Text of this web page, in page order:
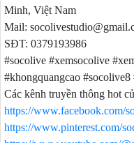
Minh, Việt Nam
Mail:
SĐT: 0379193986
#socolive #xemsocolive
#khongquangcao
Các kênh truyền thông hot
https://www.facebook.com/
https://www.pinterest.com/